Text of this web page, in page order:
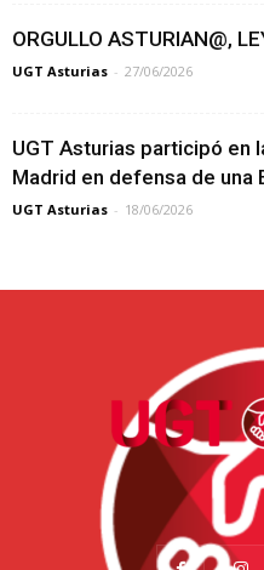
ORGULLO ASTURIAN@,
UGT Asturias - 27/06/2026
UGT Asturias participó en
Madrid en defensa de una
UGT Asturias - 18/06/2026